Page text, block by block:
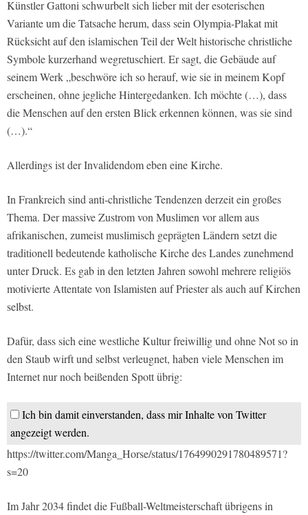
Künstler Gattoni schwurbelt sich lieber mit der esoterischen
Variante um die Tatsache herum, dass sein Olympia-Plakat mit
Rücksicht auf den islamischen Teil der Welt historische christliche
Symbole kurzerhand wegretuschiert. Er sagt, die Gebäude auf
seinem Werk „beschwöre ich so herauf, wie sie in meinem Kopf
erscheinen, ohne jegliche Hintergedanken. Ich möchte (…), dass
die Menschen auf den ersten Blick erkennen können, was sie sind
(…).“
Allerdings ist der Invalidendom eben eine Kirche.
In Frankreich sind anti-christliche Tendenzen derzeit ein großes
Thema. Der massive Zustrom von Muslimen vor allem aus
afrikanischen, zumeist muslimisch geprägten Ländern setzt die
traditionell bedeutende katholische Kirche des Landes zunehmend
unter Druck. Es gab in den letzten Jahren sowohl mehrere religiös
motivierte Attentate von Islamisten auf Priester als auch auf Kirchen
selbst.
Dafür, dass sich eine westliche Kultur freiwillig und ohne Not so in
den Staub wirft und selbst verleugnet, haben viele Menschen im
Internet nur noch beißenden Spott übrig:
Ich bin damit einverstanden, dass mir Inhalte von Twitter
angezeigt werden.
https://twitter.com/Manga_Horse/status/1764990291780489571?
s=20
Im Jahr 2034 findet die Fußball-Weltmeisterschaft übrigens in